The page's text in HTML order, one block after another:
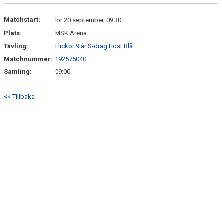
KONTAKT
Matchstart:
lör 20 september, 09:30
Plats:
MSK Arena
Tävling:
Flickor 9 år S-drag Höst Blå
Matchnummer: 192575040
Samling:
09:00
<< Tillbaka